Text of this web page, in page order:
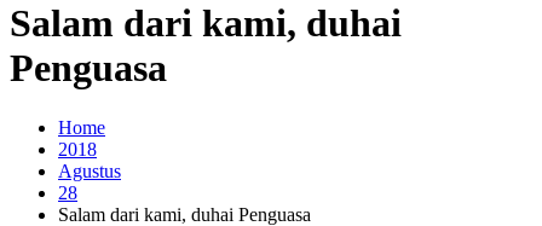
Salam dari kami, duhai
Penguasa
Home
2018
Agustus
28
Salam dari kami, duhai Penguasa